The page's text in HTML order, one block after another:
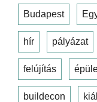
Budapest
hír pályázat
felújítás
buildecon